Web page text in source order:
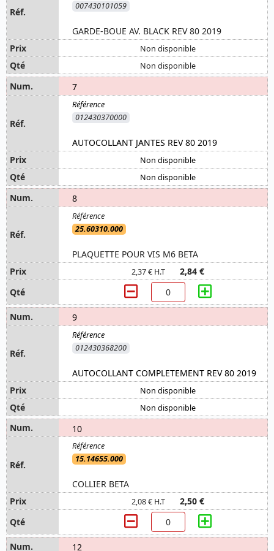
007430101059
GARDE-BOUE AV. BLACK REV 80 2019
Non disponible
Non disponible
7
012430370000
AUTOCOLLANT JANTES REV 80 2019
Non disponible
Non disponible
8
25.60310.000
PLAQUETTE POUR VIS M6 BETA
2,37 € H.T 2,84 €
9
012430368200
AUTOCOLLANT COMPLETEMENT REV 80 2019
Non disponible
Non disponible
10
15.14655.000
COLLIER BETA
2,08 € H.T 2,50 €
12